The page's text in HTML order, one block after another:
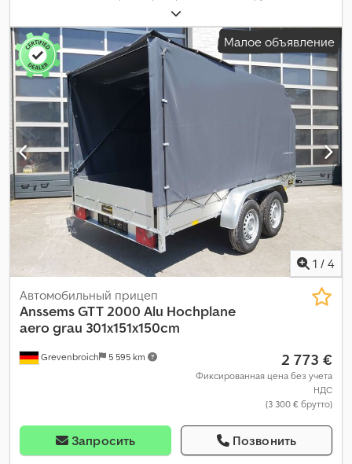
1 530 мм
Малое объявление
1 / 4
Grevenbroich 5 595 km
Автомобильный прицеп
AnssemsGTT 2000 Alu Hochplane
aero grau 301x151x150cm
2 773 €
Фиксированная цена без учета
НДС
(3 300 € брутто)
Запросить Позвонить